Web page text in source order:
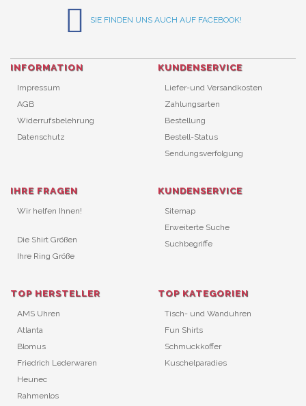
SIE FINDEN UNS AUCH AUF FACEBOOK!
INFORMATION
Impressum
AGB
Widerrufsbelehrung
Datenschutz
KUNDENSERVICE
Liefer-und Versandkosten
Zahlungsarten
Bestellung
Bestell-Status
Sendungsverfolgung
IHRE FRAGEN
Wir helfen Ihnen!
Die Shirt Größen
Ihre Ring Größe
KUNDENSERVICE
Sitemap
Erweiterte Suche
Suchbegriffe
TOP HERSTELLER
AMS Uhren
Atlanta
Blomus
Friedrich Lederwaren
Heunec
Rahmenlos
TOP KATEGORIEN
Tisch- und Wanduhren
Fun Shirts
Schmuckkoffer
Kuschelparadies